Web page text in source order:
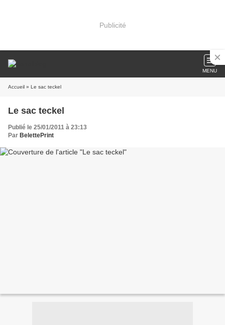
Publicité
MENU
Accueil » Le sac teckel
Le sac teckel
Publié le 25/01/2011 à 23:13
Par BelettePrint